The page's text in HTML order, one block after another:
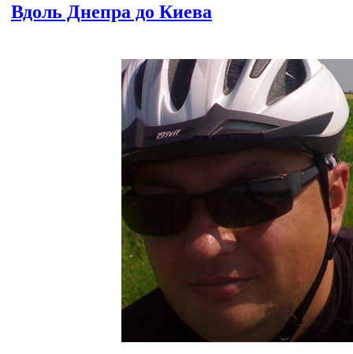
Вдоль Днепра до Киева